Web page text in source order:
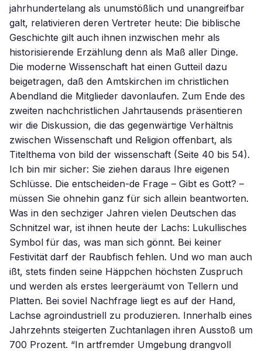
jahrhundertelang als unumstößlich und unangreifbar
galt, relativieren deren Vertreter heute: Die biblische
Geschichte gilt auch ihnen inzwischen mehr als
historisierende Erzählung denn als Maß aller Dinge.
Die moderne Wissenschaft hat einen Gutteil dazu
beigetragen, daß den Amtskirchen im christlichen
Abendland die Mitglieder davonlaufen. Zum Ende des
zweiten nachchristlichen Jahrtausends präsentieren
wir die Diskussion, die das gegenwärtige Verhältnis
zwischen Wissenschaft und Religion offenbart, als
Titelthema von bild der wissenschaft (Seite 40 bis 54).
Ich bin mir sicher: Sie ziehen daraus Ihre eigenen
Schlüsse. Die entscheiden-de Frage – Gibt es Gott? –
müssen Sie ohnehin ganz für sich allein beantworten.
Was in den sechziger Jahren vielen Deutschen das
Schnitzel war, ist ihnen heute der Lachs: Lukullisches
Symbol für das, was man sich gönnt. Bei keiner
Festivität darf der Raubfisch fehlen. Und wo man auch
ißt, stets finden seine Häppchen höchsten Zuspruch
und werden als erstes leergeräumt von Tellern und
Platten. Bei soviel Nachfrage liegt es auf der Hand,
Lachse agroindustriell zu produzieren. Innerhalb eines
Jahrzehnts steigerten Zuchtanlagen ihren Ausstoß um
700 Prozent. “In artfremder Umgebung drangvoll